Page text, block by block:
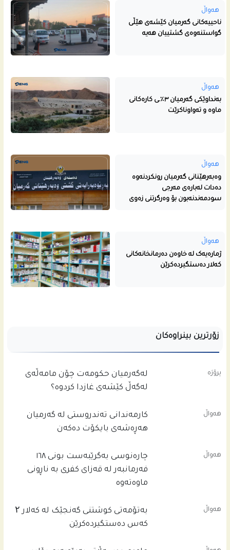
هەواڵ
ناحییه‌كانى گه‌رمیان كێشه‌ى هێڵى
گواستنه‌وه‌ى گشتییان هه‌یه‌
هەواڵ
بەنداوێکی گەرمیان ٣٪ـی کارەکانی
ماوە و تەواوناکرێت
هەواڵ
وەبەرهێنانی گەرمیان رونکردنەوە
دەدات لەبارەی مەرجی
سودمەندنەبون بۆ وەرگرتنی زەوی
هەواڵ
ژمارەیەک لە خاوەن دەرمانخانەکانی
کەلار دەستگیردەکرێن
زۆرترین بینراوەکان
پرۆژە
له‌گه‌رمیان حكومه‌ت چۆن مامه‌ڵه‌ى
له‌گه‌ڵ كێشه‌ى غازدا كردوه‌؟
هەواڵ
کارمەندانی تەندروستی لە گەرمیان
هەڕەشەی بایکۆت دەکەن
هەواڵ
چاره‌نوسى به‌گرێبه‌ست بونى ١٦٨
فه‌رمانبه‌ر له‌ قه‌زاى كفرى به‌ ناڕونى
ماوه‌ته‌وه‌
هەواڵ
بەتۆمەتی کوشتنی گەنجێک لە کەلار ۲
کەس دەستگیردەکرێن